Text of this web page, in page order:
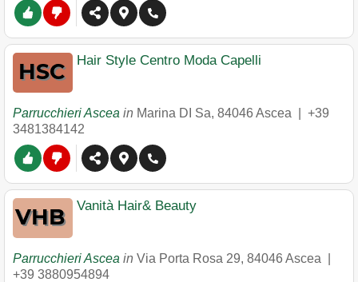
Hair Style Centro Moda Capelli
Parrucchieri Ascea in Marina DI Sa, 84046 Ascea
+39
3481384142
Vanità Hair& Beauty
Parrucchieri Ascea in Via Porta Rosa 29, 84046 Ascea
+39 3880954894